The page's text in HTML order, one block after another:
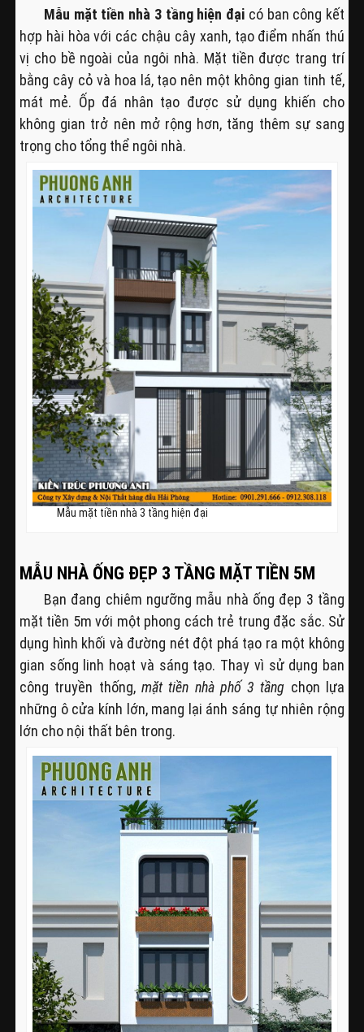
Mẫu mặt tiền nhà 3 tầng hiện đại có ban công kết
hợp hài hòa với các chậu cây xanh, tạo điểm nhấn thú
vị cho bề ngoài của ngôi nhà. Mặt tiền được trang trí
bằng cây cỏ và hoa lá, tạo nên một không gian tinh tế,
mát mẻ. Ốp đá nhân tạo được sử dụng khiến cho
không gian trở nên mở rộng hơn, tăng thêm sự sang
trọng cho tổng thể ngôi nhà.
Mẫu mặt tiền nhà 3 tầng hiện đại
MẪU NHÀ ỐNG ĐẸP 3 TẦNG MẶT TIỀN 5M
Bạn đang chiêm ngưỡng mẫu nhà ống đẹp 3 tầng
mặt tiền 5m với một phong cách trẻ trung đặc sắc. Sử
dụng hình khối và đường nét đột phá tạo ra một không
gian sống linh hoạt và sáng tạo. Thay vì sử dụng ban
công truyền thống, mặt tiền nhà phố 3 tầng chọn lựa
những ô cửa kính lớn, mang lại ánh sáng tự nhiên rộng
lớn cho nội thất bên trong.